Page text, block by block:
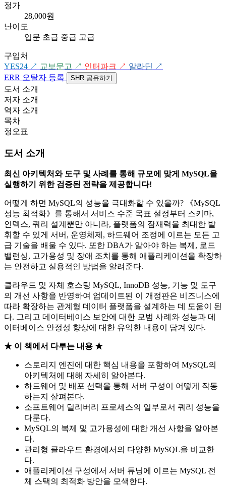
정가
28,000원
난이도
입문 초급 중급 고급
구입처
YES24 ↗ 교보문고 ↗ 인터파크 ↗ 알라딘 ↗
ERR 오탈자 등록 SHR 공유하기
도서 소개
저자 소개
역자 소개
목차
정오표
도서 소개
최신 아키텍처와 도구 및 사례를 통해 규모에 맞게 MySQL을
실행하기 위한 검증된 전략을 제공합니다!
어떻게 하면 MySQL의 성능을 극대화할 수 있을까? 《MySQL
성능 최적화》를 통해서 서비스 수준 목표 설정부터 스키마,
인덱스, 쿼리 설계뿐만 아니라, 플랫폼의 잠재력을 최대한 발
휘할 수 있게 서버, 운영체제, 하드웨어 조정에 이르는 모든 고
급 기술을 배울 수 있다. 또한 DBA가 알아야 하는 복제, 로드
밸런싱, 고가용성 및 장애 조치를 통해 애플리케이션을 확장하
는 안전하고 실용적인 방법을 알려준다.
클라우드 및 자체 호스팅 MySQL, InnoDB 성능, 기능 및 도구
의 개선 사항을 반영하여 업데이트된 이 개정판은 비즈니스에
따라 확장하는 관계형 데이터 플랫폼을 설계하는 데 도움이 된
다. 그리고 데이터베이스 보안에 대한 모범 사례와 성능과 데
이터베이스 안정성 향상에 대한 유익한 내용이 담겨 있다.
★ 이 책에서 다루는 내용 ★
스토리지 엔진에 대한 핵심 내용을 포함하여 MySQL의
아키텍처에 대해 자세히 알아본다.
하드웨어 및 배포 선택을 통해 서버 구성이 어떻게 작동
하는지 살펴본다.
소프트웨어 딜리버리 프로세스의 일부로서 쿼리 성능을
다룬다.
MySQL의 복제 및 고가용성에 대한 개선 사항을 알아본
다.
관리형 클라우드 환경에서의 다양한 MySQL을 비교한
다.
애플리케이션 구성에서 서버 튜닝에 이르는 MySQL 전
체 스택의 최적화 방안을 모색한다.